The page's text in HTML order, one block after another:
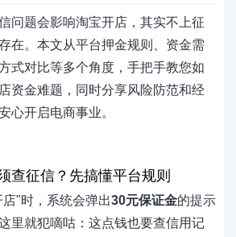
问题会影响淘宝开店，其实不上征
在。本文从平台押金规则、资金需
式对比等多个角度，手把手教您如
资金难题，同时分享风险防范和经
心开启电商事业。
查征信？先搞懂平台规则
"时，系统会弹出30元保证金的提示
里就犯嘀咕：这点钱也要查信用记